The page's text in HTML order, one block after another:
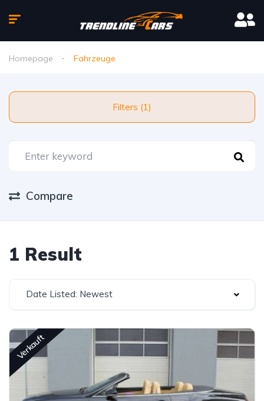
Homepage Fahrzeuge
Filters (1)
Compare
1 Result
Date Listed: Newest
Verkauft